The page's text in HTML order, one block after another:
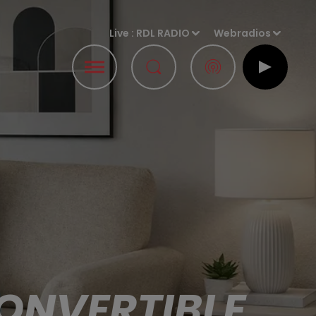
Live : RDL RADIO Webradios